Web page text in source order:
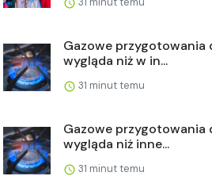
Gazowe przygotowania
wygląda niż w in...
31 minut temu
Gazowe przygotowania
wygląda niż inne...
31 minut temu